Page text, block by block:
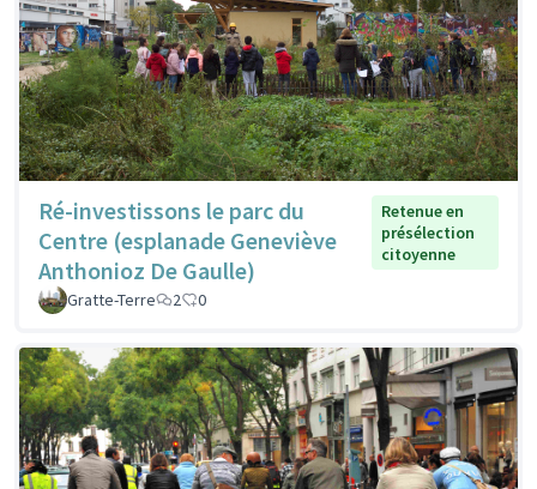
Ré-investissons le parc du
Centre (esplanade Geneviève
Anthonioz De Gaulle)
Retenue en
présélection
citoyenne
Gratte-Terre 2 0